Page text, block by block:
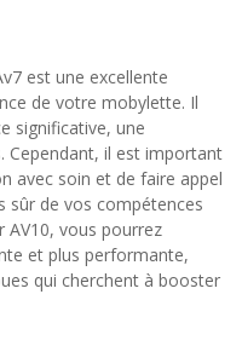
est une excellente
de votre mobylette. Il
significative, une
Cependant, il est important
avec soin et de faire appel
sûr de vos compétences
AV10, vous pourrez
et plus performante,
qui cherchent à booster